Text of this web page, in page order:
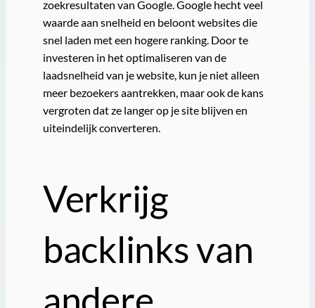
zoekresultaten van Google. Google hecht veel
waarde aan snelheid en beloont websites die
snel laden met een hogere ranking. Door te
investeren in het optimaliseren van de
laadsnelheid van je website, kun je niet alleen
meer bezoekers aantrekken, maar ook de kans
vergroten dat ze langer op je site blijven en
uiteindelijk converteren.
Verkrijg
backlinks van